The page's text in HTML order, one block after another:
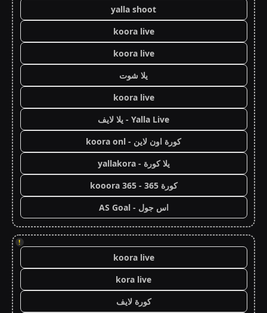
yalla shoot
koora live
koora live
يلا شوت
koora live
Yalla Live - يلا لايف
كورة اون لاين - koora onl
يلا كورة - yallakora
كورة 365 - kooora 365
اس جول - AS Goal
!
koora live
kora live
كورة لايف